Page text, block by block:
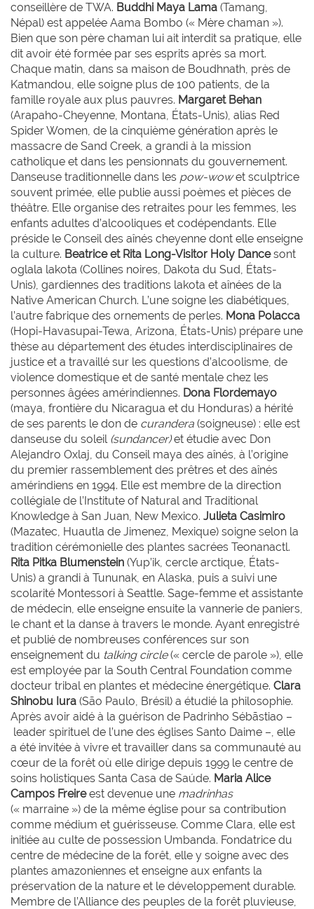
conseillère de TWA. Buddhi Maya Lama (Tamang,
Népal) est appelée Aama Bombo (« Mère chaman »).
Bien que son père chaman lui ait interdit sa pratique, elle
dit avoir été formée par ses esprits après sa mort.
Chaque matin, dans sa maison de Boudhnath, près de
Katmandou, elle soigne plus de 100 patients, de la
famille royale aux plus pauvres. Margaret Behan
(Arapaho-Cheyenne, Montana, États-Unis), alias Red
Spider Women, de la cinquième génération après le
massacre de Sand Creek, a grandi à la mission
catholique et dans les pensionnats du gouvernement.
Danseuse traditionnelle dans les pow-wowet sculptrice
souvent primée, elle publie aussi poèmes et pièces de
théâtre. Elle organise des retraites pour les femmes, les
enfants adultes d’alcooliques et codépendants. Elle
préside le Conseil des aînés cheyenne dont elle enseigne
la culture. Beatrice et Rita Long-Visitor Holy Dancesont
oglala lakota (Collines noires, Dakota du Sud, États-
Unis), gardiennes des traditions lakota et aînées de la
Native American Church. L’une soigne les diabétiques,
l’autre fabrique des ornements de perles. Mona Polacca
(Hopi-Havasupai-Tewa, Arizona, États-Unis) prépare une
thèse au département des études interdisciplinaires de
justice et a travaillé sur les questions d’alcoolisme, de
violence domestique et de santé mentale chez les
personnes âgées amérindiennes. Dona Flordemayo
(maya, frontière du Nicaragua et du Honduras) a hérité
de ses parents le don de curandera (soigneuse) : elle est
danseuse du soleil (sundancer)et étudie avec Don
Alejandro Oxlaj, du Conseil maya des aînés, à l’origine
du premier rassemblement des prêtres et des aînés
amérindiens en 1994. Elle est membre de la direction
collégiale de l’Institute of Natural and Traditional
Knowledge à San Juan, New Mexico. Julieta Casimiro
(Mazatec, Huautla de Jimenez, Mexique) soigne selon la
tradition cérémonielle des plantes sacrées Teonanactl.
Rita Pitka Blumenstein (Yup’ik, cercle arctique, États-
Unis) a grandi à Tununak, en Alaska, puis a suivi une
scolarité Montessori à Seattle. Sage-femme et assistante
de médecin, elle enseigne ensuite la vannerie de paniers,
le chant et la danse à travers le monde. Ayant enregistré
et publié de nombreuses conférences sur son
enseignement du talking circle(« cercle de parole »), elle
est employée par la South Central Foundation comme
docteur tribal en plantes et médecine énergétique. Clara
Shinobu Iura (São Paulo, Brésil) a étudié la philosophie.
Après avoir aidé à la guérison de Padrinho Sébãstiao –
leader spirituel de l’une des églises Santo Daime –, elle
a été invitée à vivre et travailler dans sa communauté au
cœur de la forêt où elle dirige depuis 1999 le centre de
soins holistiques Santa Casa de Saúde. Maria Alice
Campos Freireest devenue une madrinhas
(« marraine ») de la même église pour sa contribution
comme médium et guérisseuse. Comme Clara, elle est
initiée au culte de possession Umbanda. Fondatrice du
centre de médecine de la forêt, elle y soigne avec des
plantes amazoniennes et enseigne aux enfants la
préservation de la nature et le développement durable.
Membre de l’Alliance des peuples de la forêt pluvieuse,